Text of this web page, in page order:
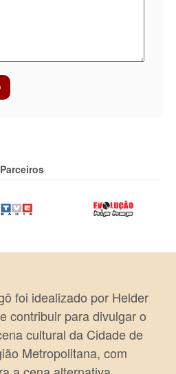
Parceiros
foi idealizado por Helder
contribuir para divulgar o
cultural da Cidade de
Metropolitana, com